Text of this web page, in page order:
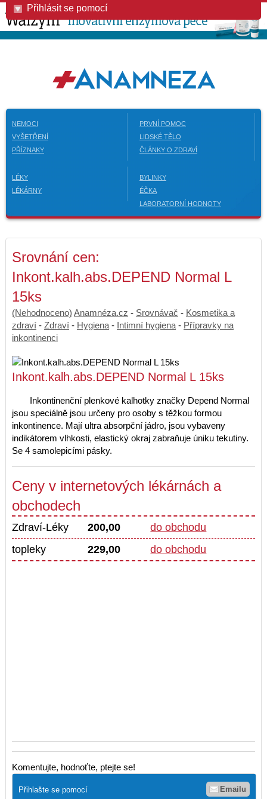
Přihlásit se pomocí
NEMOCI
VYŠETŘENÍ
PŘÍZNAKY
PRVNÍ POMOC
LIDSKÉ TĚLO
ČLÁNKY O ZDRAVÍ
LÉKY
LÉKÁRNY
BYLINKY
ÉČKA
LABORATORNÍ HODNOTY
Srovnání cen:
Inkont.kalh.abs.DEPEND Normal L
15ks
(Nehodnoceno) Anamnéza.cz - Srovnávač - Kosmetika a
zdraví - Zdraví - Hygiena - Intimní hygiena - Přípravky na
inkontinenci
Inkont.kalh.abs.DEPEND Normal L 15ks
Inkontinenční plenkové kalhotky značky Depend Normal
jsou speciálně jsou určeny pro osoby s těžkou formou
inkontinence. Mají ultra absorpční jádro, jsou vybaveny
indikátorem vlhkosti, elastický okraj zabraňuje úniku tekutiny.
Se 4 samolepicími pásky.
Ceny v internetových lékárnách a
obchodech
Zdraví-Léky 200,00
do obchodu
topleky
229,00 do obchodu
Komentujte, hodnoťte, ptejte se!
Přihlašte se pomocí Emailu